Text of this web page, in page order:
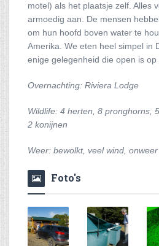
motel) als het plaatsje zelf. Alles
armoedig aan. De mensen
om hun hoofd boven water te
Amerika. We eten heel simpel in
enige gelegenheid die open is op
Overnachting: Riviera Lodge
Wildlife: 4 herten, 8 pronghorns,
2 konijnen
Weer: bewolkt, veel wind,
Foto's